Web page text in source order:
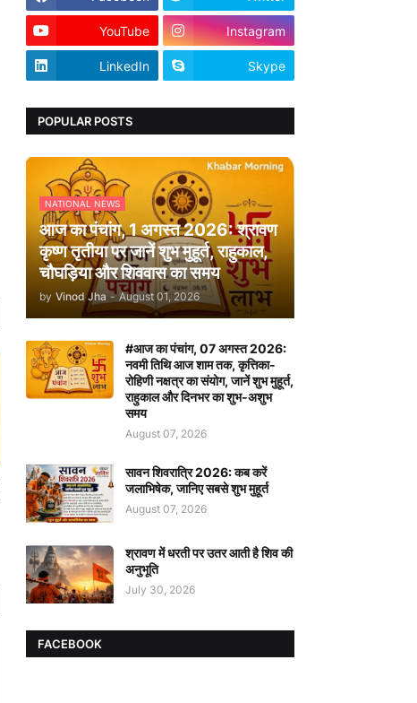
YouTube Instagram
LinkedIn Skype
POPULAR POSTS
NATIONAL NEWS
आज का पंचांग, 1 अगस्त 2026: श्रावण
कृष्ण तृतीया पर जानें शुभ मुहूर्त, राहुकाल,
चौघड़िया और शिववास का समय
by Vinod Jha - August 01, 2026
#आज का पंचांग, 07 अगस्त 2026:
नवमी तिथि आज शाम तक, कृत्तिका-
रोहिणी नक्षत्र का संयोग, जानें शुभ मुहूर्त,
राहुकाल और दिनभर का शुभ-अशुभ
समय
August 07, 2026
सावन शिवरात्रि 2026: कब करें
जलाभिषेक, जानिए सबसे शुभ मुहूर्त
August 07, 2026
श्रावण में धरती पर उतर आती है शिव की
अनुभूति
July 30, 2026
FACEBOOK